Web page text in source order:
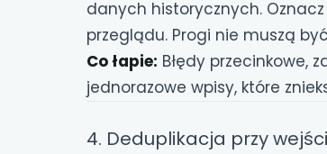
danych historycznych.
przeglądu. Progi nie muszą
Co łapie: Błędy przecinkowe,
jednorazowe wpisy, które
4. Deduplikacja przy